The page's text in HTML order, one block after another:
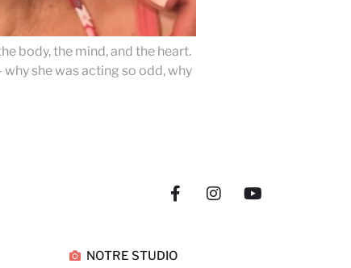
body, the mind, and the heart.
she was acting so odd, why
NOTRE STUDIO